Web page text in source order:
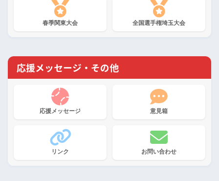
春季関東大会 全国選手権埼玉大会
応援メッセージ・その他
応援メッセージ 意見箱
リンク お問い合わせ